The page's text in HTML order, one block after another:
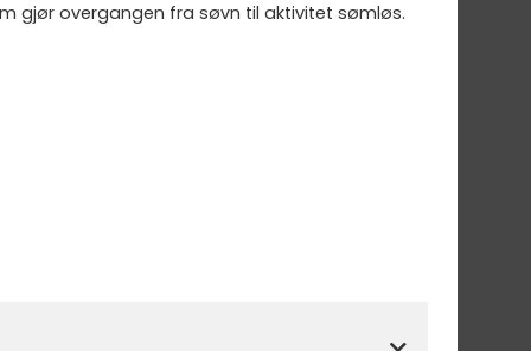
gjør overgangen fra søvn til aktivitet sømløs.